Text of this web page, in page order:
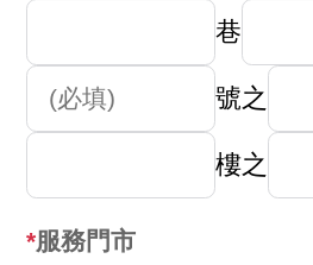
巷
號之
樓之
服務門市